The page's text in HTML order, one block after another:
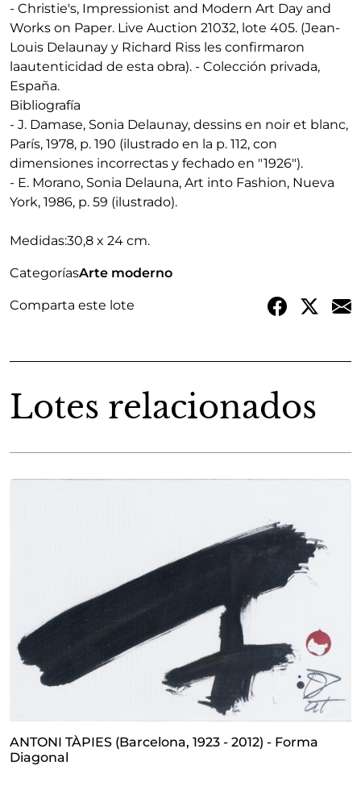
- Christie's, Impressionist and Modern Art Day and
Works on Paper. Live Auction 21032, lote 405. (Jean-
Louis Delaunay y Richard Riss les confirmaron
laautenticidad de esta obra). - Colección privada,
España.
Bibliografía
- J. Damase, Sonia Delaunay, dessins en noir et blanc,
París, 1978, p. 190 (ilustrado en la p. 112, con
dimensiones incorrectas y fechado en "1926").
- E. Morano, Sonia Delauna, Art into Fashion, Nueva
York, 1986, p. 59 (ilustrado).
Medidas:30,8 x 24 cm.
CategoríasArte moderno
Comparta este lote
Lotes relacionados
ANTONI TÀPIES (Barcelona, 1923 - 2012) - Forma
Diagonal